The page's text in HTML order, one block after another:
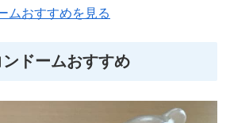
ムおすすめを見る
ドームおすすめ